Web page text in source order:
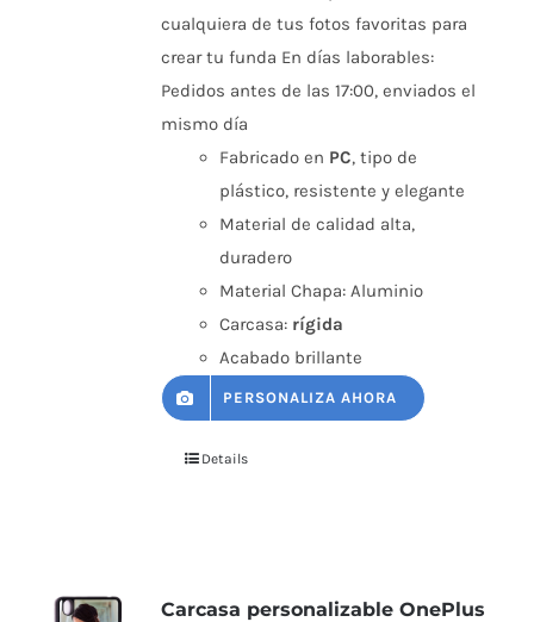
cualquiera de tus fotos favoritas para
crear tu funda En días laborables:
Pedidos antes de las 17:00, enviados el
mismo día
Fabricado en PC, tipo de
plástico, resistente y elegante
Material de calidad alta,
duradero
Material Chapa: Aluminio
Carcasa:rígida
Acabado brillante
PERSONALIZA AHORA
Details
Carcasa personalizable OnePlus